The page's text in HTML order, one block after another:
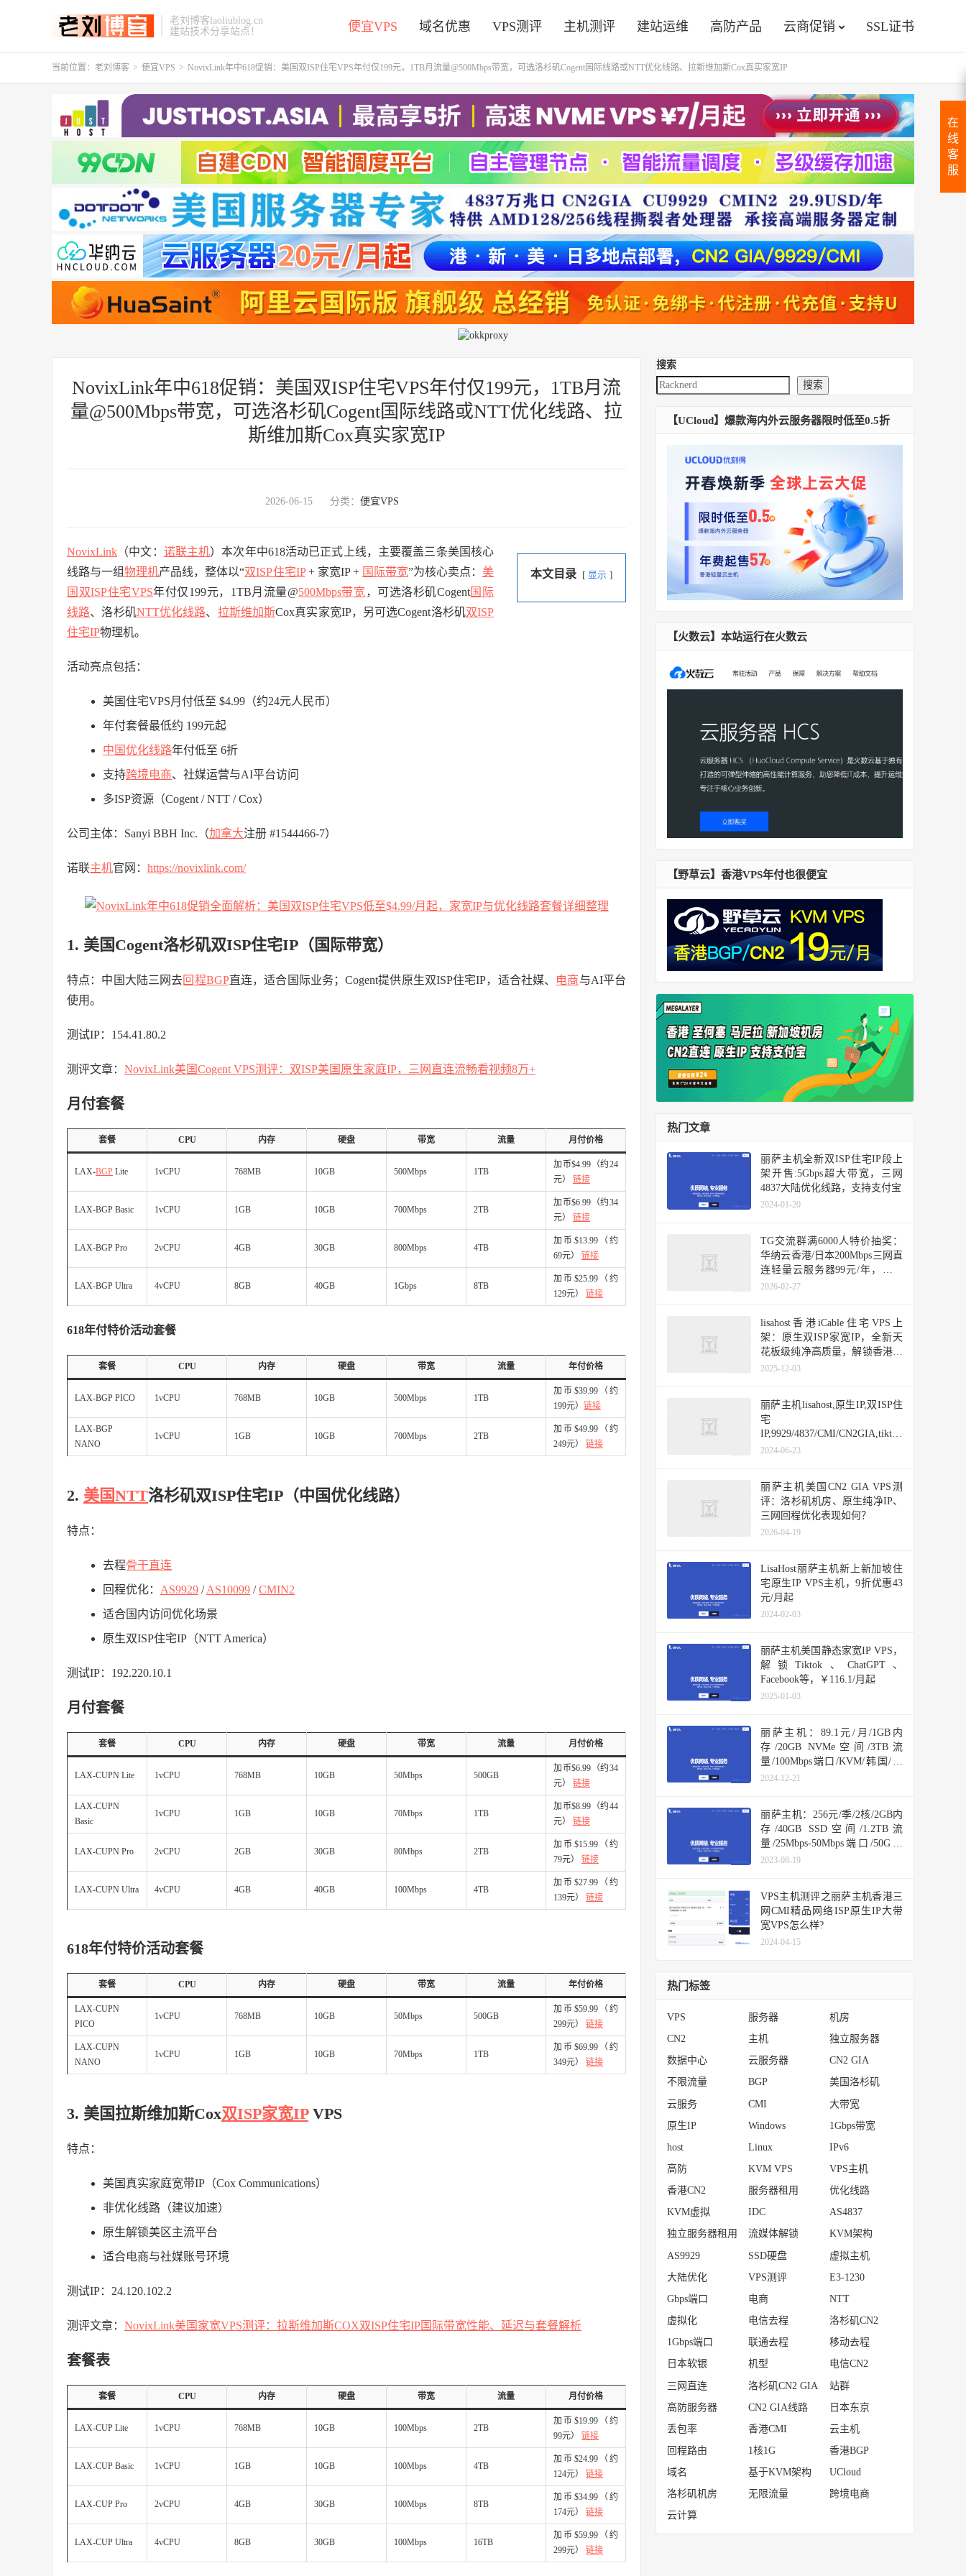
老刘博客laoliublog.cn
建站技术分享站点！
便宜VPS 域名优惠 VPS测评 主机测评 建站运维 高防产品 云商促销 SSL证书
当前位置： 老刘博客 > 便宜VPS > NovixLink年中618促销：美国双ISP住宅VPS年付仅199元，1TB月流量@500Mbps带宽，可选洛杉矶Cogent国际线路或NTT优化线路、拉斯维加斯Cox真实家宽IP
NovixLink年中618促销：美国双ISP住宅VPS年付仅199元，1TB月流
量@500Mbps带宽，可选洛杉矶Cogent国际线路或NTT优化线路、拉
斯维加斯Cox真实家宽IP
2026-06-15 分类： 便宜VPS
本文目录 显示
NovixLink （中文： 诺联主机）本次年中618活动已正式上线，主要覆盖三条美国核心
线路与一组物理机产品线，整体以“双ISP住宅IP+ 家宽IP + 国际带宽”为核心卖点： 美
国双ISP住宅VPS年付仅199元，1TB月流量@500Mbps带宽，可选洛杉矶Cogent国际
线路、洛杉矶NTT优化线路、 拉斯维加斯Cox真实家宽IP，另可选Cogent洛杉矶双ISP
住宅IP物理机。
活动亮点包括：
美国住宅VPS月付低至 $4.99（约24元人民币）
年付套餐最低约 199元起
中国优化线路年付低至 6折
支持跨境电商、社媒运营与AI平台访问
多ISP资源（Cogent / NTT / Cox）
公司主体：Sanyi BBH Inc.（加拿大注册 #1544466-7）
诺联主机官网： https://novixlink.com/
1. 美国Cogent洛杉矶双ISP住宅IP（国际带宽）
特点：中国大陆三网去回程BGP直连，适合国际业务；Cogent提供原生双ISP住宅IP，适合社媒、 电商与AI平台
使用。
测试IP：154.41.80.2
测评文章： NovixLink美国Cogent VPS测评：双ISP美国原生家庭IP，三网直连流畅看视频8万+
月付套餐
套餐 CPU 内存 硬盘 带宽 流量 月付价格
LAX-BGP Lite 1vCPU 768MB 10GB 500Mbps 1TB
加币$4.99（约24
元） 链接
LAX-BGP Basic 1vCPU 1GB 10GB 700Mbps 2TB
加币$6.99（约34
元） 链接
LAX-BGP Pro 2vCPU 4GB 30GB 800Mbps 4TB
加币$13.99（约
69元） 链接
LAX-BGP Ultra 4vCPU 8GB 40GB 1Gbps 8TB
加币$25.99（约
129元） 链接
618年付特价活动套餐
套餐 CPU 内存 硬盘 带宽 流量 年付价格
LAX-BGP PICO 1vCPU 768MB 10GB 500Mbps 1TB
加币$39.99（约
199元） 链接
LAX-BGP
NANO
1vCPU 1GB 10GB 700Mbps 2TB
加币$49.99（约
249元） 链接
2. 美国NTT洛杉矶双ISP住宅IP（中国优化线路）
特点：
去程骨干直连
回程优化： AS9929 /AS10099 /CMIN2
适合国内访问优化场景
原生双ISP住宅IP（NTT America）
测试IP：192.220.10.1
月付套餐
套餐 CPU 内存 硬盘 带宽 流量 月付价格
LAX-CUPN Lite 1vCPU 768MB 10GB 50Mbps 500GB
加币$6.99（约34
元） 链接
LAX-CUPN
Basic
1vCPU 1GB 10GB 70Mbps 1TB
加币$8.99（约44
元） 链接
LAX-CUPN Pro 2vCPU 2GB 30GB 80Mbps 2TB
加币$15.99（约
79元） 链接
LAX-CUPN Ultra 4vCPU 4GB 40GB 100Mbps 4TB
加币$27.99（约
139元） 链接
618年付特价活动套餐
套餐 CPU 内存 硬盘 带宽 流量 年付价格
LAX-CUPN
PICO
1vCPU 768MB 10GB 50Mbps 500GB
加币$59.99（约
299元） 链接
LAX-CUPN
NANO
1vCPU 1GB 10GB 70Mbps 1TB
加币$69.99（约
349元） 链接
3. 美国拉斯维加斯Cox双ISP家宽IPVPS
特点：
美国真实家庭宽带IP（Cox Communications）
非优化线路（建议加速）
原生解锁美区主流平台
适合电商与社媒账号环境
测试IP：24.120.102.2
测评文章： NovixLink美国家宽VPS测评：拉斯维加斯COX双ISP住宅IP国际带宽性能、延迟与套餐解析
套餐表
套餐 CPU 内存 硬盘 带宽 流量 月付价格
LAX-CUP Lite 1vCPU 768MB 10GB 100Mbps 2TB
加币$19.99（约
99元） 链接
LAX-CUP Basic 1vCPU 1GB 10GB 100Mbps 4TB
加币$24.99（约
124元） 链接
LAX-CUP Pro 2vCPU 4GB 30GB 100Mbps 8TB
加币$34.99（约
174元） 链接
LAX-CUP Ultra 4vCPU 8GB 30GB 100Mbps 16TB
加币$59.99（约
299元） 链接
搜索
搜索
【UCloud】爆款海内外云服务器限时低至0.5折
【火数云】本站运行在火数云
【野草云】香港VPS年付也很便宜
热门文章
丽萨主机全新双ISP住宅IP段上
架开售:5Gbps超大带宽，三网
4837大陆优化线路，支持支付宝
2024-01-20
TG交流群满6000人特价抽奖：
华纳云香港/日本200Mbps三网直
连轻量云服务器99元/年，丽萨
主机全场8折循环优惠码不限周
2026-02-27
lisahost香港iCable住宅VPS上
架：原生双ISP家宽IP，全新天
花板级纯净高质量，解锁香港所
有服务，接受独享整段IP定制交
2025-12-03
丽萨主机lisahost,原生IP,双ISP住
宅
IP,9929/4837/CMI/CN2GIA,tiktok
vps,香港/日本/新加坡/美国/台湾/
2024-06-23
丽萨主机美国CN2 GIA VPS测
评：洛杉矶机房、原生纯净IP、
三网回程优化表现如何？
2026-04-19
LisaHost丽萨主机新上新加坡住
宅原生IP VPS主机，9折优惠43
元/月起
2024-02-03
丽萨主机美国静态家宽IP VPS，
解锁Tiktok、ChatGPT、
Facebook等，￥116.1/月起
2025-01-03
丽萨主机：89.1元/月/1GB内
存/20GB NVMe空间/3TB流
量/100Mbps端口/KVM/韩国/直
连/原生IP
2024-12-21
丽萨主机：256元/季/2核/2GB内
存/40GB SSD空间/1.2TB流
量/25Mbps-50Mbps端口/50G防
御/KVM/洛杉矶CERA CN2 GIA
2023-08-19
VPS主机测评之丽萨主机香港三
网CMI精品网络ISP原生IP大带
宽VPS怎么样?
2024-04-15
热门标签
VPS 服务器 机房
CN2 主机 独立服务器
数据中心 云服务器 CN2 GIA
不限流量 BGP 美国洛杉矶
云服务 CMI 大带宽
原生IP Windows 1Gbps带宽
host Linux IPv6
高防 KVM VPS VPS主机
香港CN2 服务器租用 优化线路
KVM虚拟 IDC AS4837
独立服务器租用 流媒体解锁 KVM架构
AS9929 SSD硬盘 虚拟主机
大陆优化 VPS测评 E3-1230
Gbps端口 电商 NTT
虚拟化 电信去程 洛杉矶CN2
1Gbps端口 联通去程 移动去程
日本软银 机型 电信CN2
三网直连 洛杉矶CN2 GIA 站群
高防服务器 CN2 GIA线路 日本东京
丢包率 香港CMI 云主机
回程路由 1核1G 香港BGP
域名 基于KVM架构 UCloud
洛杉矶机房 无限流量 跨境电商
云计算
在
线
客
服